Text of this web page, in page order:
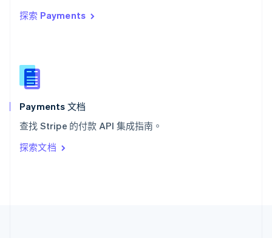
探索 Payments
Payments 文档
查找 Stripe 的付款 API 集成指南。
探索文档
English
西班牙
新西兰
English
匈牙利
English
ItalianoEnglish
印度
English